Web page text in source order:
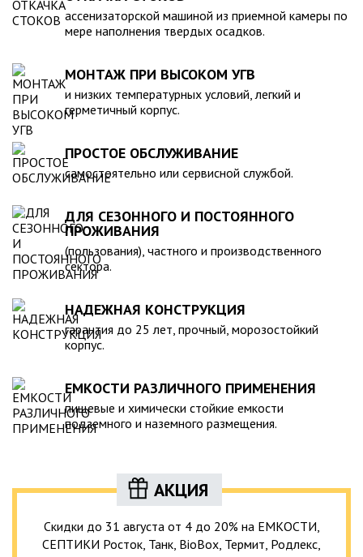
компанией, произведена в полном соответствии с
действующими стандартами и полностью безопасна в
экологическом отношении.
ассенизаторской машиной из приемной камеры по
мере наполнения твердых осадков.
МОНТАЖ ПРИ ВЫСОКОМ УГВ
и низких температурных условий, легкий и
герметичный корпус.
ПРОСТОЕ ОБСЛУЖИВАНИЕ
самостоятельно или сервисной службой.
ДЛЯ СЕЗОННОГО И ПОСТОЯННОГО
ПРОЖИВАНИЯ
(пользования), частного и производственного
сектора.
НАДЕЖНАЯ КОНСТРУКЦИЯ
гарантия до 25 лет, прочный, морозостойкий
корпус.
ЕМКОСТИ РАЗЛИЧНОГО ПРИМЕНЕНИЯ
пищевые и химически стойкие емкости
подземного и наземного размещения.
АКЦИЯ
Скидки до 31 августа от 4 до 20% на ЕМКОСТИ,
СЕПТИКИ Росток, Танк, BioBox, Термит, Родлекс,